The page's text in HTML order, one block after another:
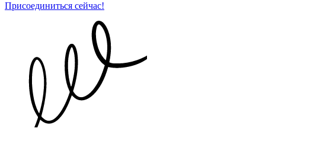
Присоединиться сейчас!